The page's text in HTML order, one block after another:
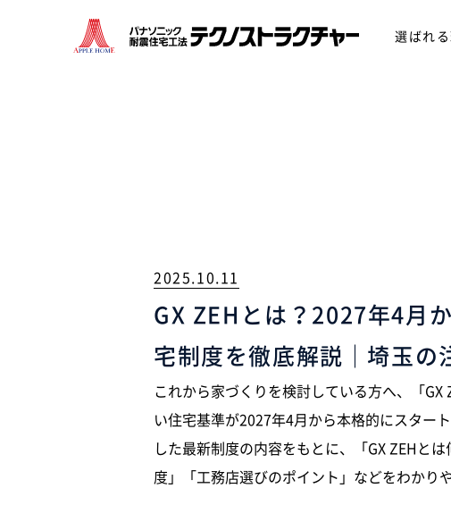
選ばれ
2025.10.11
GX ZEHとは？2027年4月
宅制度を徹底解説｜埼玉の
これから家づくりを検討している方へ、「
い住宅基準が2027年4月から本格的にスター
した最新制度の内容をもとに、「GX ZEHと
度」「工務店選びのポイント」などをわかり